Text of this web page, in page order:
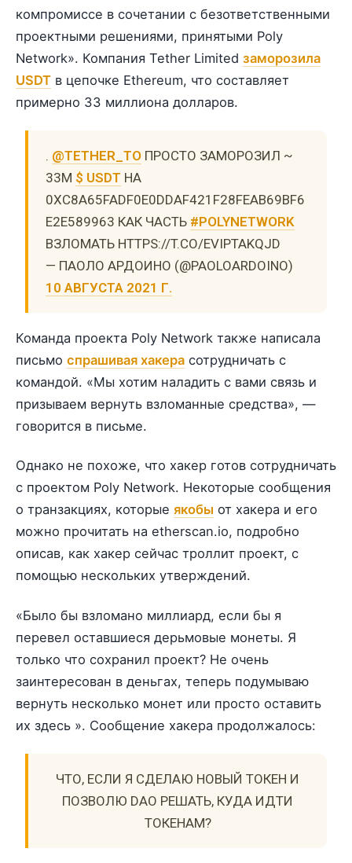
компромиссе в сочетании с безответственными
проектными решениями, принятыми Poly
Network». Компания Tether Limited заморозила
USDT в цепочке Ethereum, что составляет
примерно 33 миллиона долларов.
. @TETHER_TO ПРОСТО ЗАМОРОЗИЛ ~
33M $ USDT НА
0XC8A65FADF0E0DDAF421F28FEAB69BF6
E2E589963 КАК ЧАСТЬ #POLYNETWORK
ВЗЛОМАТЬ HTTPS://T.CO/EVIPTAKQJD
— ПАОЛО АРДОИНО (@PAOLOARDOINO)
10 АВГУСТА 2021 Г.
Команда проекта Poly Network также написала
письмо спрашивая хакера сотрудничать с
командой. «Мы хотим наладить с вами связь и
призываем вернуть взломанные средства», —
говорится в письме.
Однако не похоже, что хакер готов сотрудничать
с проектом Poly Network. Некоторые сообщения
о транзакциях, которые якобы от хакера и его
можно прочитать на etherscan.io, подробно
описав, как хакер сейчас троллит проект, с
помощью нескольких утверждений.
«Было бы взломано миллиард, если бы я
перевел оставшиеся дерьмовые монеты. Я
только что сохранил проект? Не очень
заинтересован в деньгах, теперь подумываю
вернуть несколько монет или просто оставить
их здесь ». Сообщение хакера продолжалось:
ЧТО, ЕСЛИ Я СДЕЛАЮ НОВЫЙ ТОКЕН И
ПОЗВОЛЮ DAO РЕШАТЬ, КУДА ИДТИ
ТОКЕНАМ?